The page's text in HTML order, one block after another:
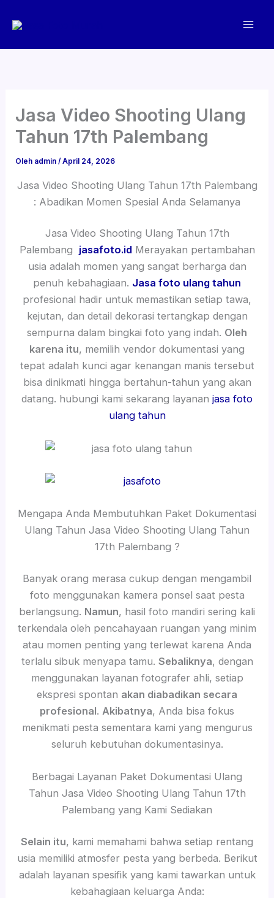
Jasa Video Shooting Ulang
Tahun 17th Palembang
Oleh admin/April 24, 2026
Jasa Video Shooting Ulang Tahun 17th Palembang
: Abadikan Momen Spesial Anda Selamanya
Jasa Video Shooting Ulang Tahun 17th
Palembang jasafoto.idMerayakan pertambahan
usia adalah momen yang sangat berharga dan
penuh kebahagiaan. Jasa foto ulang tahun
profesional hadir untuk memastikan setiap tawa,
kejutan, dan detail dekorasi tertangkap dengan
sempurna dalam bingkai foto yang indah. Oleh
karena itu, memilih vendor dokumentasi yang
tepat adalah kunci agar kenangan manis tersebut
bisa dinikmati hingga bertahun-tahun yang akan
datang. hubungi kami sekarang layanan jasa foto
ulang tahun
Mengapa Anda Membutuhkan Paket Dokumentasi
Ulang Tahun Jasa Video Shooting Ulang Tahun
17th Palembang ?
Banyak orang merasa cukup dengan mengambil
foto menggunakan kamera ponsel saat pesta
berlangsung. Namun, hasil foto mandiri sering kali
terkendala oleh pencahayaan ruangan yang minim
atau momen penting yang terlewat karena Anda
terlalu sibuk menyapa tamu. Sebaliknya, dengan
menggunakan layanan fotografer ahli, setiap
ekspresi spontan akan diabadikan secara
profesional. Akibatnya, Anda bisa fokus
menikmati pesta sementara kami yang mengurus
seluruh kebutuhan dokumentasinya.
Berbagai Layanan Paket Dokumentasi Ulang
Tahun Jasa Video Shooting Ulang Tahun 17th
Palembang yang Kami Sediakan
Selain itu, kami memahami bahwa setiap rentang
usia memiliki atmosfer pesta yang berbeda. Berikut
adalah layanan spesifik yang kami tawarkan untuk
kebahagiaan keluarga Anda: